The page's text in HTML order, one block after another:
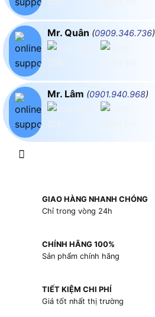
Mr. Quân (0909.346.736)
Mr. Lâm (0901.940.968)
GIAO HÀNG NHANH CHÓNG
Chỉ trong vòng 24h
CHÍNH HÃNG 100%
Sản phẩm chính hãng
TIẾT KIỆM CHI PHÍ
Giá tốt nhất thị trường